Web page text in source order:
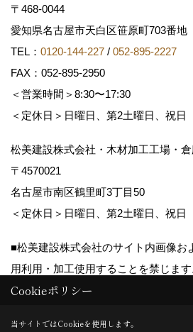
〒468-0044
愛知県名古屋市天白区笹原町703番地
TEL： 0120-144-227 / 052-895-2227
FAX：052-895-2950
＜営業時間＞8:30〜17:30
＜定休日＞日曜日、第2土曜日、祝日
松美建設株式会社・木材加工工場・
〒4570021
名古屋市南区鶴里町3丁目50
＜定休日＞日曜日、第2土曜日、祝日
■松美建設株式会社のサイト内画像お
用利用・加工使用することを禁じます
Copyright (c) matsumikensetsu. All Rights
Cookieポリシー
当サイトではCookieを使用します。